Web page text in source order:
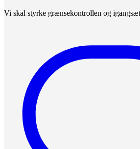
Vi skal styrke grænsekontrollen og